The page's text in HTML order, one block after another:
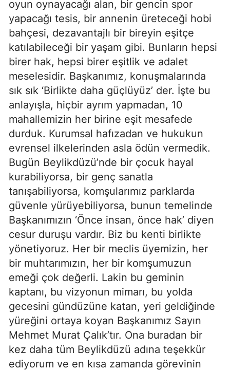
oyun oynayacağı alan, bir gencin spor
yapacağı tesis, bir annenin üreteceği hobi
bahçesi, dezavantajlı bir bireyin eşitçe
katılabileceği bir yaşam gibi. Bunların hepsi
birer hak, hepsi birer eşitlik ve adalet
meselesidir. Başkanımız, konuşmalarında
sık sık ‘Birlikte daha güçlüyüz’ der. İşte bu
anlayışla, hiçbir ayrım yapmadan, 10
mahallemizin her birine eşit mesafede
durduk. Kurumsal hafızadan ve hukukun
evrensel ilkelerinden asla ödün vermedik.
Bugün Beylikdüzü’nde bir çocuk hayal
kurabiliyorsa, bir genç sanatla
tanışabiliyorsa, komşularımız parklarda
güvenle yürüyebiliyorsa, bunun temelinde
Başkanımızın ‘Önce insan, önce hak’ diyen
cesur duruşu vardır. Biz bu kenti birlikte
yönetiyoruz. Her bir meclis üyemizin, her
bir muhtarımızın, her bir komşumuzun
emeği çok değerli. Lakin bu geminin
kaptanı, bu vizyonun mimarı, bu yolda
gecesini gündüzüne katan, yeri geldiğinde
yüreğini ortaya koyan Başkanımız Sayın
Mehmet Murat Çalık’tır. Ona buradan bir
kez daha tüm Beylikdüzü adına teşekkür
ediyorum ve en kısa zamanda görevinin